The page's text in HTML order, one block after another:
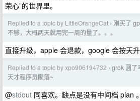
荣心”的世界里。
Replied to a topic by LittleOrangeCat › 刚买了
不够，大概两天就用完一周的量了。。。
直接升级，apple 会退款，google 会按天升
Replied to a topic by xpo906194732 › grok 圆了
天才程序员陨落~
@stdout 同喜欢。缺点是没有中间档 plan 。